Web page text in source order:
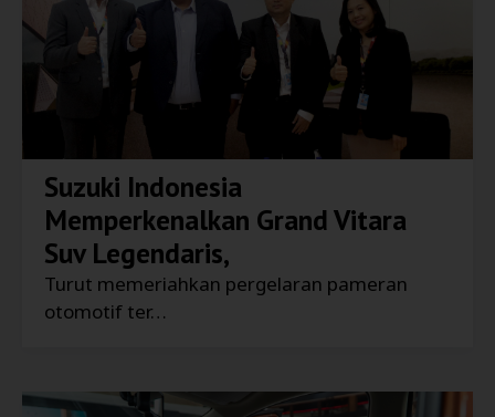
Suzuki Indonesia
Memperkenalkan Grand Vitara
Suv Legendaris,
Turut memeriahkan pergelaran pameran
otomotif ter…